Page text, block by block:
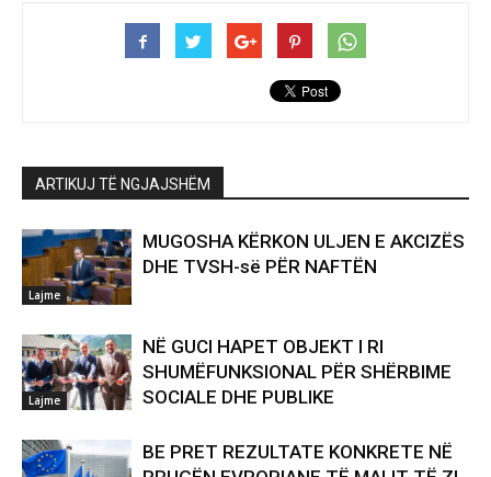
ARTIKUJ TË NGJAJSHËM
Lajme
MUGOSHA KËRKON ULJEN E AKCIZËS
DHE TVSH-së PËR NAFTËN
Lajme
NË GUCI HAPET OBJEKT I RI
SHUMËFUNKSIONAL PËR SHËRBIME
SOCIALE DHE PUBLIKE
BE PRET REZULTATE KONKRETE NË